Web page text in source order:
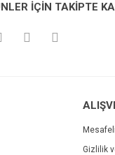
bilgiler bulunuyor.
İÇİN TAKİPTE
Gizlilik